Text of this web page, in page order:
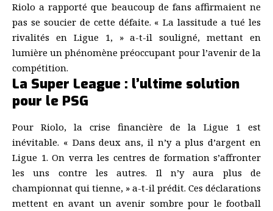
Riolo a rapporté que beaucoup de fans affirmaient ne
pas se soucier de cette défaite. « La lassitude a tué les
rivalités en Ligue 1, » a-t-il souligné, mettant en
lumière un phénomène préoccupant pour l’avenir de la
compétition.
La Super League : l’ultime solution
pour le PSG
Pour Riolo, la crise financière de la Ligue 1 est
inévitable. « Dans deux ans, il n’y a plus d’argent en
Ligue 1. On verra les centres de formation s’affronter
les uns contre les autres. Il n’y aura plus de
championnat qui tienne, » a-t-il prédit. Ces déclarations
mettent en avant un avenir sombre pour le football